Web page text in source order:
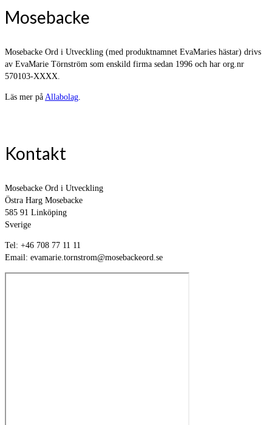
Mosebacke
Mosebacke Ord i Utveckling (med produktnamnet EvaMaries hästar) drivs
av EvaMarie Törnström som enskild firma sedan 1996 och har org.nr
570103-XXXX.
Läs mer på Allabolag.
Kontakt
Mosebacke Ord i Utveckling
Östra Harg Mosebacke
585 91 Linköping
Sverige
Tel: +46 708 77 11 11
Email: evamarie.tornstrom@mosebackeord.se